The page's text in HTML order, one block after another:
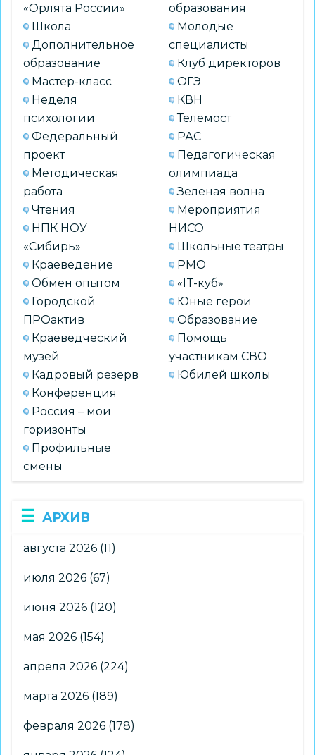
«Орлята России»
Школа
Дополнительное
образование
Мастер-класс
Неделя
психологии
Федеральный
проект
Методическая
работа
Чтения
НПК НОУ
«Сибирь»
Краеведение
Обмен опытом
Городской
ПРОактив
Краеведческий
музей
Кадровый резерв
Конференция
Россия – мои
горизонты
Профильные
смены
образования
Молодые
специалисты
Клуб директоров
ОГЭ
КВН
Телемост
РАС
Педагогическая
олимпиада
Зеленая волна
Мероприятия
НИСО
Школьные театры
РМО
«IT-куб»
Юные герои
Образование
Помощь
участникам СВО
Юбилей школы
АРХИВ
августа 2026 (11)
июля 2026 (67)
июня 2026 (120)
мая 2026 (154)
апреля 2026 (224)
марта 2026 (189)
февраля 2026 (178)